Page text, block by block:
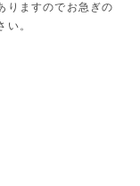
りますのでお急ぎの
。